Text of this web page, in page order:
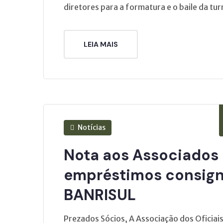
diretores para a formatura e o baile da
LEIA MAIS
Notícias
Nota aos
empréstimos
BANRISUL
Prezados Sócios, A Associação dos